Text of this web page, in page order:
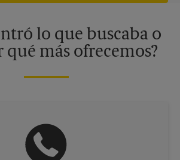
lo que buscaba o
qué más ofrecemos?